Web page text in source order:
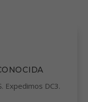
Expedimos DC3.